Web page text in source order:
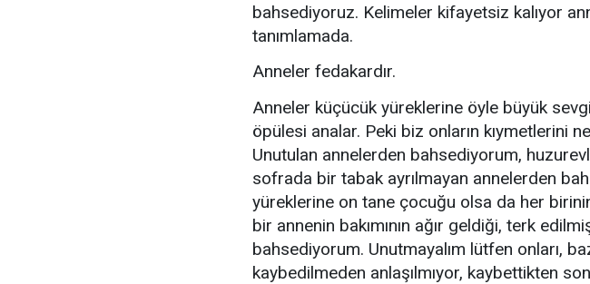
bahsediyoruz. Kelimeler kifayetsiz kalıyor
tanımlamada.
Anneler fedakardır.
Anneler küçücük yüreklerine öyle büyük
öpülesi analar. Peki biz onların kıymetlerini
Unutulan annelerden bahsediyorum,
sofrada bir tabak ayrılmayan annelerden
yüreklerine on tane çocuğu olsa da her
bir annenin bakımının ağır geldiği, terk
bahsediyorum. Unutmayalım lütfen onları,
kaybedilmeden anlaşılmıyor, kaybettikten